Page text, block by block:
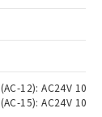
12): AC24V 10A/
15): AC24V
うえ
非含
ある
）の
す予